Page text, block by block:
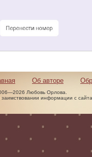
Об авторе
Любовь Орлова.
информации с